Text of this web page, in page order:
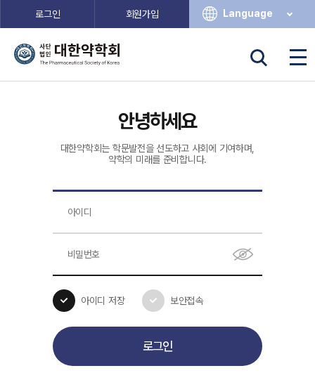
로그인 회원가입 Language
안녕하세요
대한약학회는 학문발전을 선도하고 사회에 기여하며,
약학의 미래를 준비합니다.
아이디 저장 보안접속
로그인